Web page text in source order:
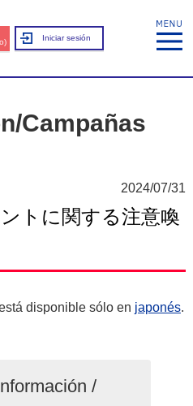
Iniciar sesión
Campañas
2024/07/31
トに関する注意喚
disponible sólo en japonés.
/